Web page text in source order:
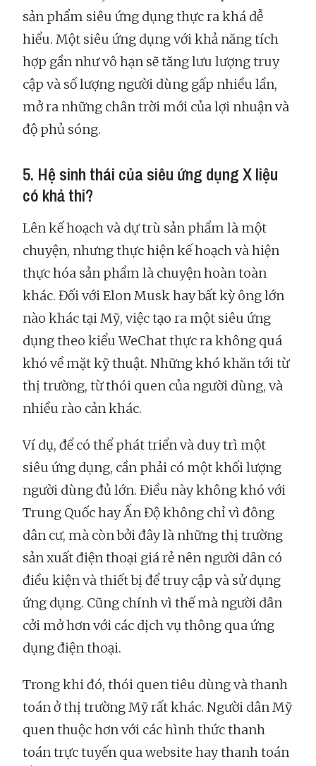
sản phẩm siêu ứng dụng thực ra khá dễ
hiểu. Một siêu ứng dụng với khả năng tích
hợp gần như vô hạn sẽ tăng lưu lượng truy
cập và số lượng người dùng gấp nhiều lần,
mở ra những chân trời mới của lợi nhuận và
độ phủ sóng.
5. Hệ sinh thái của siêu ứng dụng X liệu
có khả thi?
Lên kế hoạch và dự trù sản phẩm là một
chuyện, nhưng thực hiện kế hoạch và hiện
thực hóa sản phẩm là chuyện hoàn toàn
khác. Đối với Elon Musk hay bất kỳ ông lớn
nào khác tại Mỹ, việc tạo ra một siêu ứng
dụng theo kiểu WeChat thực ra không quá
khó về mặt kỹ thuật. Những khó khăn tới từ
thị trường, từ thói quen của người dùng, và
nhiều rào cản khác.
Ví dụ, để có thể phát triển và duy trì một
siêu ứng dụng, cần phải có một khối lượng
người dùng đủ lớn. Điều này không khó với
Trung Quốc hay Ấn Độ không chỉ vì đông
dân cư, mà còn bởi đây là những thị trường
sản xuất điện thoại giá rẻ nên người dân có
điều kiện và thiết bị để truy cập và sử dụng
ứng dụng. Cũng chính vì thế mà người dân
cởi mở hơn với các dịch vụ thông qua ứng
dụng điện thoại.
Trong khi đó, thói quen tiêu dùng và thanh
toán ở thị trường Mỹ rất khác. Người dân Mỹ
quen thuộc hơn với các hình thức thanh
toán trực tuyến qua website hay thanh toán